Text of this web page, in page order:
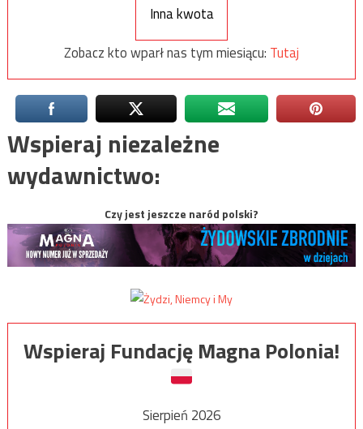
Inna kwota
Zobacz kto wparł nas tym miesiącu: Tutaj
Wspieraj niezależne
wydawnictwo:
Czy jest jeszcze naród polski?
Wspieraj Fundację Magna Polonia!
Sierpień 2026